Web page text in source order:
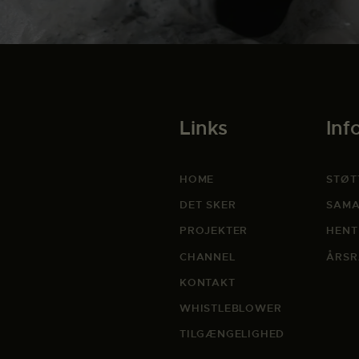
Links
HOME
DET SKER
PROJEKTER
CHANNEL
KONTAKT
WHISTLEBLOWER
TILGÆNGELIGHED